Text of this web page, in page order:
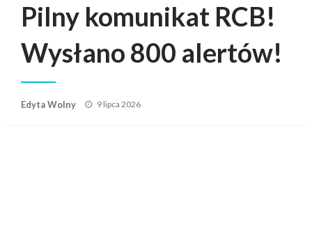
Pilny komunikat RCB!
Wysłano 800 alertów!
Edyta Wolny
Posted
9 lipca 2026